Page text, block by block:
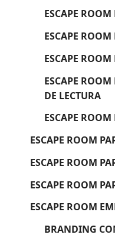
ESCAPE ROOM
ESCAPE
ESCAPE
ESCAPE
DE LECTURA
ESCAPE ROOM
ESCAPE ROOM
ESCAPE ROOM
ESCAPE ROOM
ESCAPE ROOM
BRANDING